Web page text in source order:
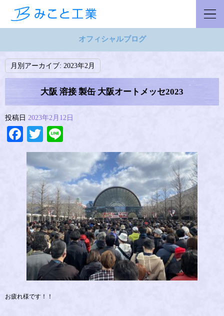
オフィシャルブログ
月別アーカイブ: 2023年2月
大阪 溶接 製缶 大阪オートメッセ2023
投稿日 2023年2月12日
Facebook
Twitter
お疲れ様です！！